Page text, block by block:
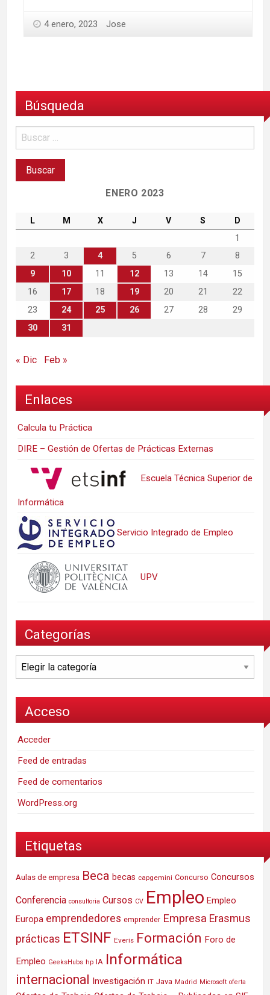
4 enero, 2023 Jose
Búsqueda
ENERO 2023
L M X J V S
D
1
2
3 4 5 6 7
8
9
10 11 12 13 14
15
16
17 18 19 20 21
22
23
24 25 26 27 28
29
30
31
« Dic Feb »
Enlaces
Calcula tu Práctica
DIRE – Gestión de Ofertas de Prácticas Externas
Escuela Técnica Superior de
Informática
Servicio Integrado de Empleo
UPV
Categorías
Categorías
Acceso
Acceder
Feed de entradas
Feed de comentarios
WordPress.org
Etiquetas
Aulas de empresa Beca becas capgemini Concurso Concursos
Conferencia consultoria Cursos CV Empleo Empleo
Europa emprendedores emprender Empresa Erasmus
prácticas ETSINF Everis Formación Foro de
Empleo GeeksHubs hp IA Informática
internacional Investigación IT Java Madrid Microsoft oferta